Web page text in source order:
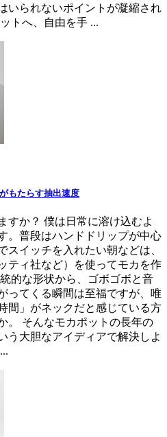
いられないポイントが凝縮され
トへ、自由を手 ...
もたらす抽出速度
すか？ 僕は日常に溶け込むよ
。普段はハンドドリップが中心
スイッチを入れたい朝などは、
ティ社など）を使ってモカを作
的な形状から、ゴボゴボと音
ってくる瞬間は至福ですが、唯
間」がネックだと感じている方
。 そんなモカポットの長年の
う大胆なアイディアで解決しよ